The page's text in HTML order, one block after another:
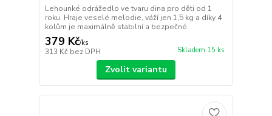
Lehounké odrážedlo ve tvaru dina pro děti od 1
roku. Hraje veselé melodie, váží jen 1,5 kg a díky 4
kolům je maximálně stabilní a bezpečné.
379 Kč/ks
313 Kč bez DPH Skladem 15 ks
Zvolit variantu